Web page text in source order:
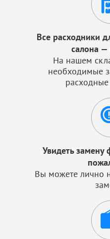
Все расходники
салона —
На нашем
необходимые
Увидеть замену
Вы можете лично